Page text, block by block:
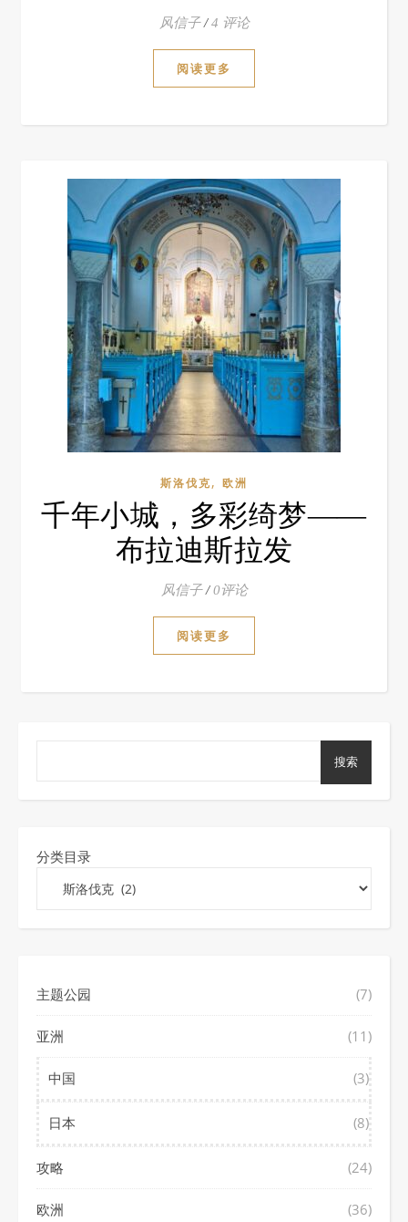
风信子 / 4 评论
阅读更多
斯洛伐克, 欧洲
千年小城，多彩绮梦——
布拉迪斯拉发
风信子 / 0评论
阅读更多
搜索
分类目录
主题公园 (7)
亚洲 (11)
中国 (3)
日本 (8)
攻略 (24)
欧洲 (36)